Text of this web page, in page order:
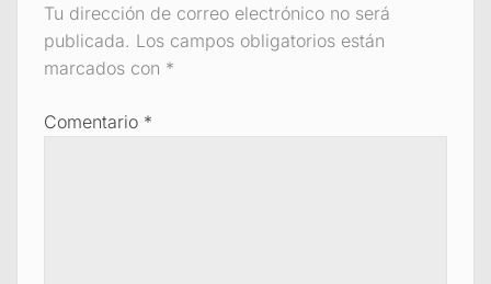
Tu dirección de correo electrónico no será
publicada. Los campos obligatorios están
marcados con *
Comentario *